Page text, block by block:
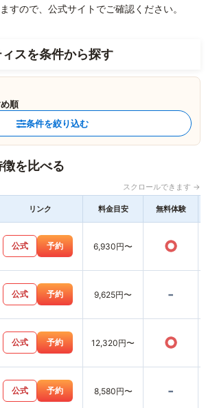
すので、公式サイトでご確認ください。
スを条件から探す
順
条件を絞り込む
を比べる
スクロールできます →
リンク 料金目安 無料体験
公式 予約 6,930円〜 ○
公式 予約 9,625円〜 -
公式 予約 12,320円〜 ○
公式 予約 8,580円〜 -